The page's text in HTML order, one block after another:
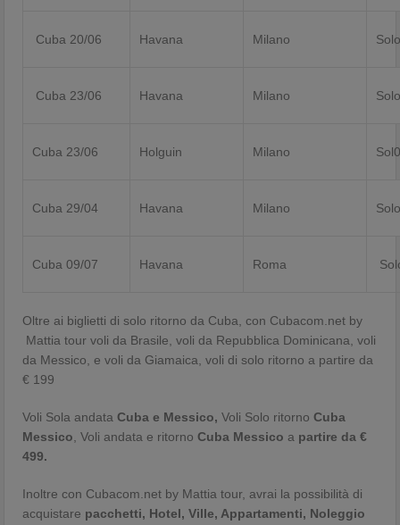
Cuba 20/06 Havana Milano
Cuba 23/06 Havana Milano
Cuba 23/06 Holguin Milano
Cuba 29/04 Havana Milano
Cuba 09/07 Havana Roma
Oltre ai biglietti di solo ritorno da Cuba, con Cubacom.net by
Mattia tour voli da Brasile, voli da Repubblica Dominicana, voli
da Messico, e voli da Giamaica, voli di solo ritorno a partire da
€ 199
Voli Sola andata Cuba e Messico,Voli Solo ritorno Cuba
Messico , Voli andata e ritornoCuba Messico a partire da €
499.
Inoltre con Cubacom.net by Mattia tour, avrai la possibilità di
acquistare pacchetti, Hotel, Ville, Appartamenti, Noleggio